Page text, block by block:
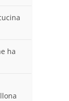
ha